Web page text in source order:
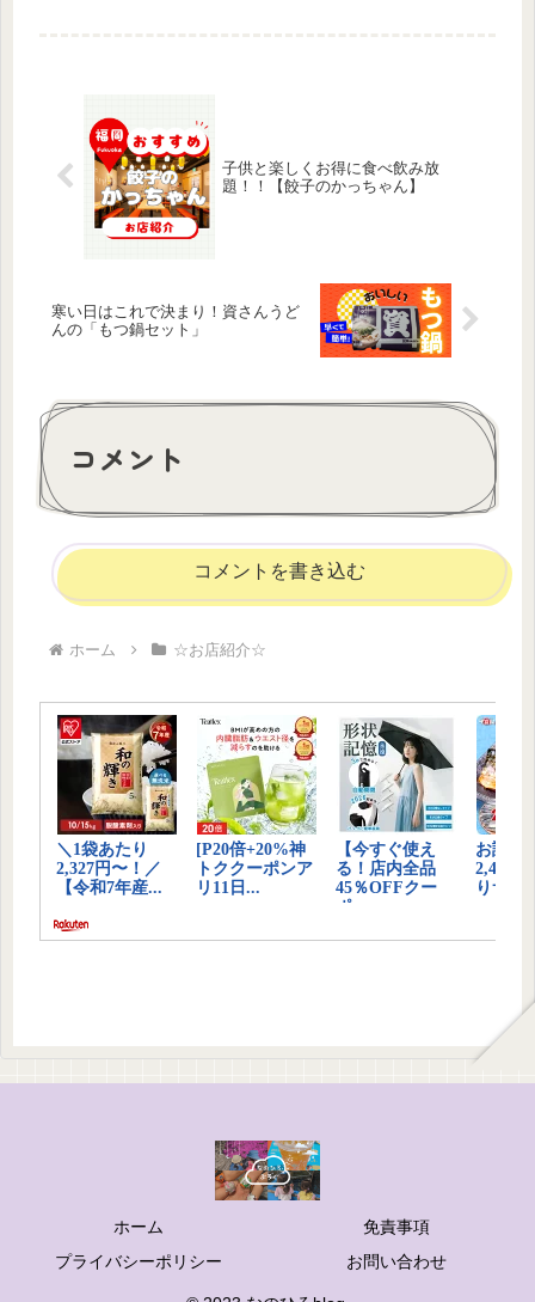
子供と楽しくお得に食べ飲み放
題！！【餃子のかっちゃん】
寒い日はこれで決まり！資さんうど
んの「もつ鍋セット」
コメント
コメントを書き込む
ホーム ☆お店紹介☆
ホーム
免責事項
プライバシーポリシー
お問い合わせ